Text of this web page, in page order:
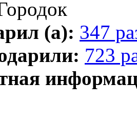
(а): 347
723